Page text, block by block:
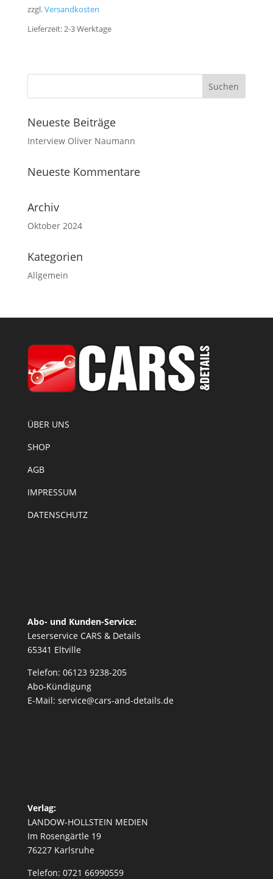
zzgl.Versandkosten
Lieferzeit:2-3 Werktage
Neueste Beiträge
Interview Oliver Naumann
Neueste Kommentare
Archiv
Oktober 2024
Kategorien
Allgemein
ÜBER UNS
SHOP
AGB
IMPRESSUM
DATENSCHUTZ
Abo- und Kunden-Service:
Leserservice CARS & Details
65341 Eltville
Telefon: 06123 9238-205
Abo-Kündigung
E-Mail: service@cars-and-details.de
Verlag:
LANDOW-HOLLSTEIN MEDIEN
Im Rosengärtle 19
76227 Karlsruhe
Telefon: 0721 66990559